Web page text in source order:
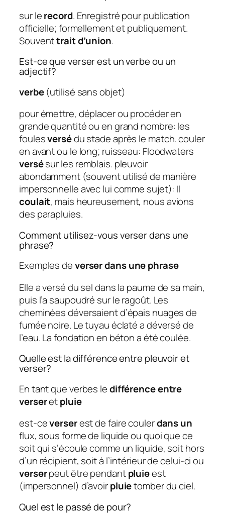
sur lerecord. Enregistré pour publication
officielle; formellement et publiquement.
Souventtrait d’union.
Est-ce que verser est un verbe ou un
adjectif?
verbe(utilisé sans objet)
pour émettre, déplacer ou procéder en
grande quantité ou en grand nombre: les
foulesversédu stade après le match. couler
en avant ou le long; ruisseau: Floodwaters
versésur les remblais. pleuvoir
abondamment (souvent utilisé de manière
impersonnelle avec lui comme sujet): Il
coulait, mais heureusement, nous avions
des parapluies.
Comment utilisez-vous verser dans une
phrase?
Exemples deverser dans une phrase
Elle a versé du sel dans la paume de sa main,
puis l’a saupoudré sur le ragoût. Les
cheminées déversaient d’épais nuages ​​de
fumée noire. Le tuyau éclaté a déversé de
l’eau. La fondation en béton a été coulée.
Quelle est la différence entre pleuvoir et
verser?
En tant que verbes ledifférence entre
verseretpluie
est-ceverserest de faire coulerdans un
flux, sous forme de liquide ou quoi que ce
soit qui s’écoule comme un liquide, soit hors
d’un récipient, soit à l’intérieur de celui-ci ou
verserpeut être pendantpluieest
(impersonnel) d’avoirpluietomber du ciel.
Quel est le passé de pour?